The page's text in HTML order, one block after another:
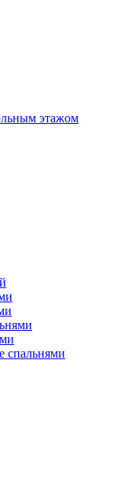
этажом
спальнями